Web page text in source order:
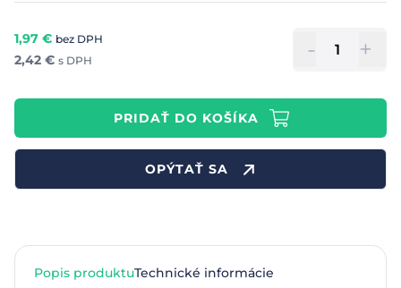
1,97 € bez DPH
2,42 € s DPH - +
PRIDAŤ DO KOŠÍKA
OPÝTAŤ SA
Popis produktuTechnické informácie